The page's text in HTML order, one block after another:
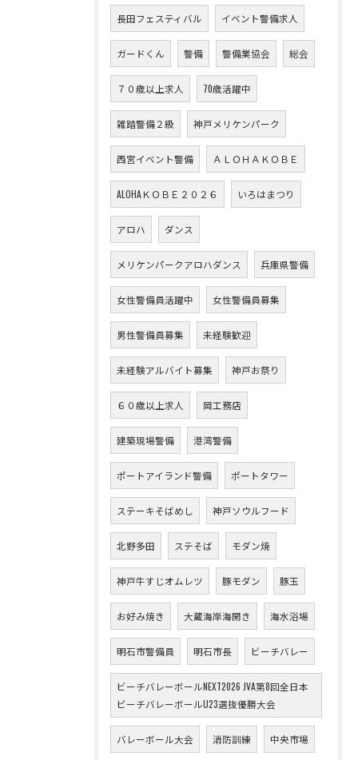
長田フェスティバル イベント警備求人
ガードくん 警備 警備業協会 総会
７０歳以上求人 70歳活躍中
雑踏警備２級 神戸メリケンパーク
西宮イベント警備 ＡＬＯＨＡＫＯＢＥ
ALOHAＫＯＢＥ２０２６ いろはまつり
アロハ ダンス
メリケンパークアロハダンス 兵庫県警備
女性警備員活躍中 女性警備員募集
男性警備員募集 未経験歓迎
未経験アルバイト募集 神戸お祭り
６０歳以上求人 岡工務店
建築現場警備 港湾警備
ポートアイランド警備 ポートタワー
ステーキそばめし 神戸ソウルフード
北野多田 ステそば モダン焼
神戸牛すじオムレツ 豚モダン 豚玉
お好み焼き 大蔵海岸海開き 海水浴場
明石市警備員 明石市長 ビーチバレー
ビーチバレーボールNEXT2026 JVA第8回全日本
ビーチバレーボールU23選抜優勝大会
バレーボール大会 消防訓練 中央市場